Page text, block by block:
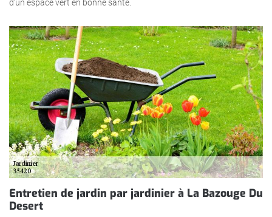
d’un espace vert en bonne santé.
Entretien de jardin par jardinier à La Bazouge Du
Desert